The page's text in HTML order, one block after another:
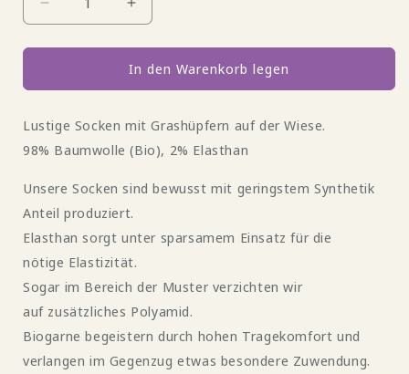
Verringere
die
Menge
Grashüpfer
Kinder
von
Prusselise
Erhöhe
die
Menge
für
Grashüpfer
Kinder
von
Fräulein
Prusselise
In den Warenkorb legen
Lustige Socken mit Grashüpfern auf der Wiese.
98% Baumwolle (Bio), 2% Elasthan
Unsere Socken sind bewusst mit geringstem Synthetik
Anteil produziert.
Elasthan sorgt unter sparsamem Einsatz für die
nötige Elastizität.
Sogar im Bereich der Muster verzichten wir
auf zusätzliches Polyamid.
Biogarne begeistern durch hohen Tragekomfort und
verlangen im Gegenzug etwas besondere Zuwendung.